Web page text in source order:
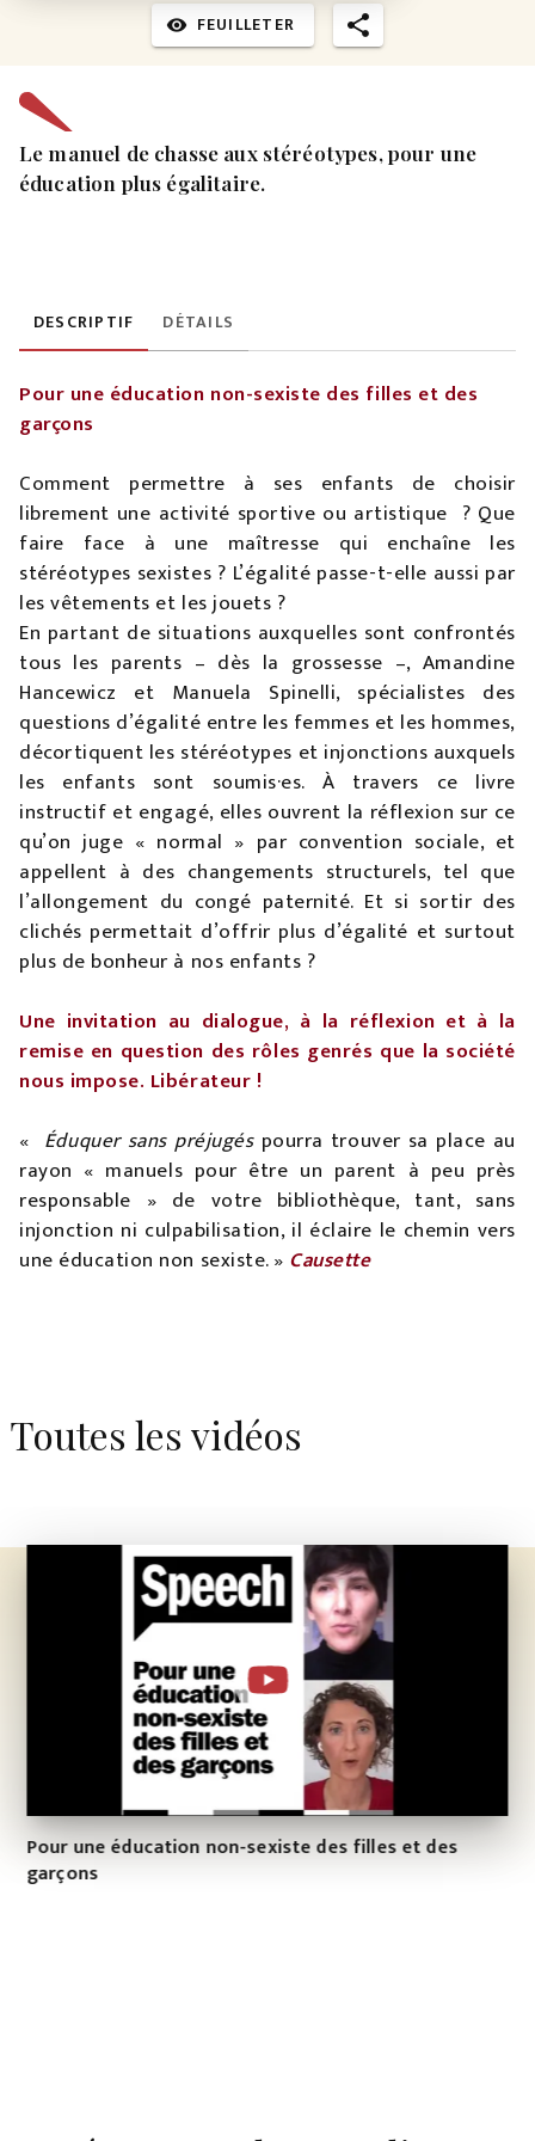
visibility FEUILLETER
Le manuel de chasse aux stéréotypes, pour une
éducation plus égalitaire.
DESCRIPTIF DÉTAILS
Pour une éducation non-sexiste des filles et des
garçons
Comment permettre à ses enfants de choisir
librement une activité sportive ou artistique ? Que
faire face à une maîtresse qui enchaîne les
stéréotypes sexistes ? L’égalité passe-t-elle aussi par
les vêtements et les jouets ?
En partant de situations auxquelles sont confrontés
tous les parents – dès la grossesse –, Amandine
Hancewicz et Manuela Spinelli, spécialistes des
questions d’égalité entre les femmes et les hommes,
décortiquent les stéréotypes et injonctions auxquels
les enfants sont soumis·es. À travers ce livre
instructif et engagé, elles ouvrent la réflexion sur ce
qu’on juge « normal » par convention sociale, et
appellent à des changements structurels, tel que
l’allongement du congé paternité. Et si sortir des
clichés permettait d’offrir plus d’égalité et surtout
plus de bonheur à nos enfants ?
Une invitation au dialogue, à la réflexion et à la
remise en question des rôles genrés que la société
nous impose. Libérateur !
« Éduquer sans préjugéspourra trouver sa place au
rayon « manuels pour être un parent à peu près
responsable » de votre bibliothèque, tant, sans
injonction ni culpabilisation, il éclaire le chemin vers
une éducation non sexiste. » Causette
Toutes les vidéos
Pour une éducation non-sexiste des filles et des
garçons